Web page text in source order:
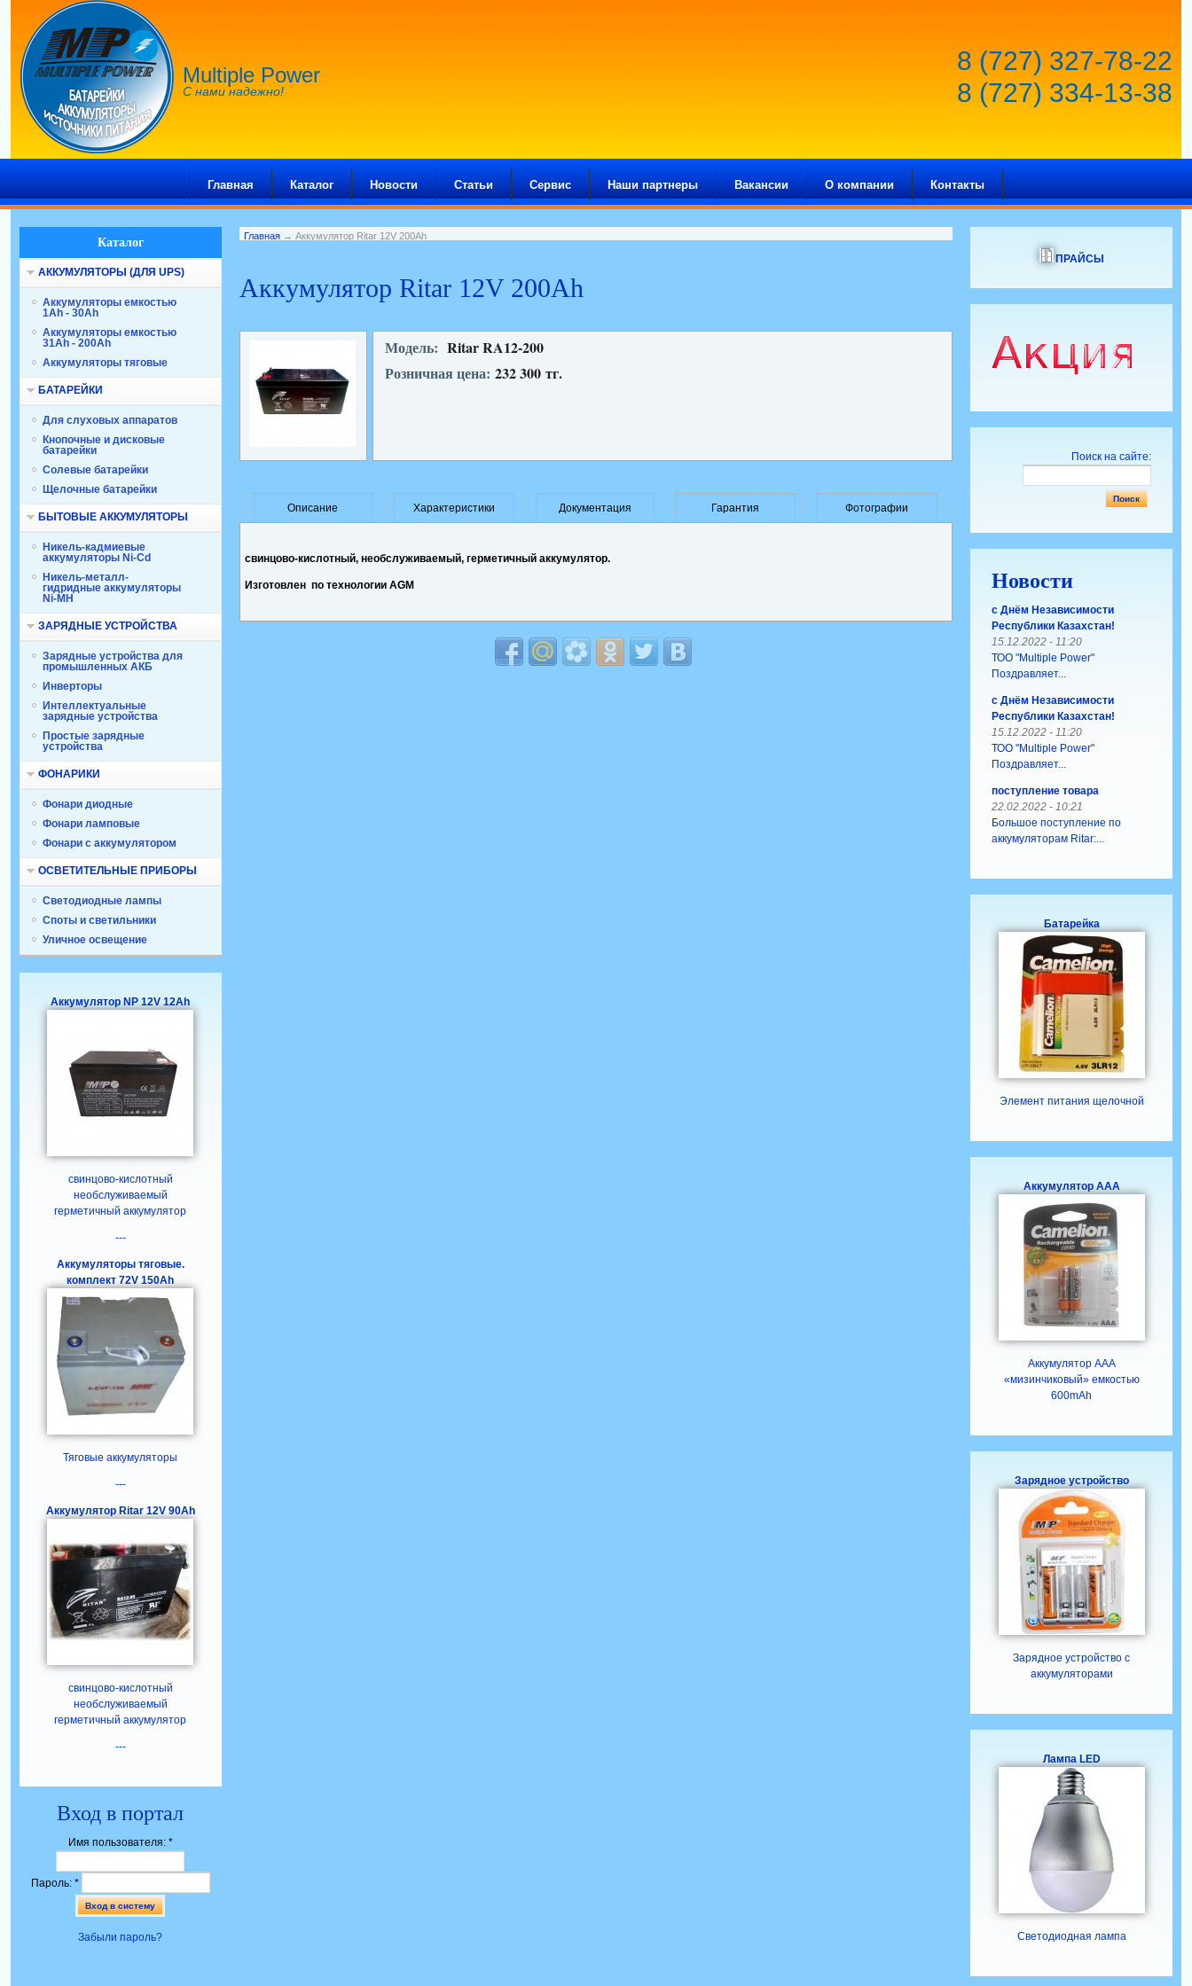
Multiple Power
С нами надежно!
8 (727) 327-78-22
8 (727) 334-13-38
Главная Каталог Новости Статьи Сервис Наши партнеры Вакансии О компании Контакты
Каталог
АККУМУЛЯТОРЫ (ДЛЯ UPS)
Аккумуляторы емкостью
1Ah - 30Ah
Аккумуляторы емкостью
31Ah - 200Ah
Аккумуляторы тяговые
БАТАРЕЙКИ
Для слуховых аппаратов
Кнопочные и дисковые
батарейки
Солевые батарейки
Щелочные батарейки
БЫТОВЫЕ АККУМУЛЯТОРЫ
Никель-кадмиевые
аккумуляторы Ni-Cd
Никель-металл-
гидридные аккумуляторы
Ni-MH
ЗАРЯДНЫЕ УСТРОЙСТВА
Зарядные устройства для
промышленных АКБ
Инверторы
Интеллектуальные
зарядные устройства
Простые зарядные
устройства
ФОНАРИКИ
Фонари диодные
Фонари ламповые
Фонари с аккумулятором
ОСВЕТИТЕЛЬНЫЕ ПРИБОРЫ
Светодиодные лампы
Споты и светильники
Уличное освещение
Аккумулятор NP 12V 12Ah
свинцово-кислотный
необслуживаемый
герметичный аккумулятор
---
Аккумуляторы тяговые.
комплект 72V 150Ah
Тяговые аккумуляторы
---
Аккумулятор Ritar 12V 90Ah
свинцово-кислотный
необслуживаемый
герметичный аккумулятор
---
Вход в портал
Имя пользователя: *
Пароль: *
Забыли пароль?
Главная→ Аккумулятор Ritar 12V 200Ah
Аккумулятор Ritar 12V 200Ah
Модель: Ritar RA12-200
Розничная цена: 232 300тг.
Описание Характеристики Документация Гарантия Фотографии
свинцово-кислотный, необслуживаемый, герметичный аккумулятор.
Изготовлен по технологии AGM
ПРАЙСЫ
Поиск на сайте:
Новости
с Днём Независимости
Республики Казахстан!
15.12.2022 - 11:20
ТОО "Multiple Power"
Поздравляет...
с Днём Независимости
Республики Казахстан!
15.12.2022 - 11:20
ТОО "Multiple Power"
Поздравляет...
поступление товара
22.02.2022 - 10:21
Большое поступление по
аккумуляторам Ritar:...
Батарейка
Элемент питания щелочной
Аккумулятор ААА
Аккумулятор ААА
«мизинчиковый» емкостью
600mAh
Зарядное устройство
Зарядное устройство с
аккумуляторами
Лампа LED
Светодиодная лампа